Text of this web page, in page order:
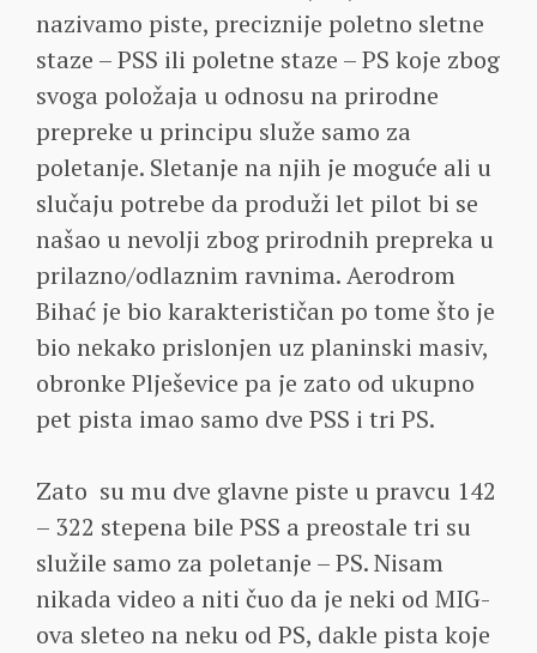
nazivamo piste, preciznije poletno sletne
staze – PSS ili poletne staze – PS koje zbog
svoga položaja u odnosu na prirodne
prepreke u principu služe samo za
poletanje. Sletanje na njih je moguće ali u
slučaju potrebe da produži let pilot bi se
našao u nevolji zbog prirodnih prepreka u
prilazno/odlaznim ravnima. Aerodrom
Bihać je bio karakterističan po tome što je
bio nekako prislonjen uz planinski masiv,
obronke Plješevice pa je zato od ukupno
pet pista imao samo dve PSS i tri PS.
Zato su mu dve glavne piste u pravcu 142
– 322 stepena bile PSS a preostale tri su
služile samo za poletanje – PS. Nisam
nikada video a niti čuo da je neki od MIG-
ova sleteo na neku od PS, dakle pista koje